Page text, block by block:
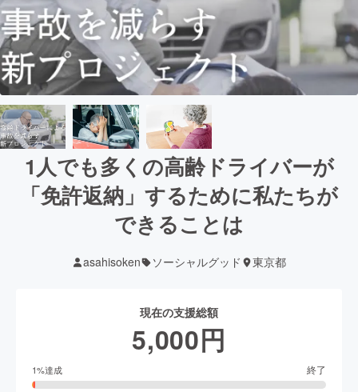
1人でも多くの高齢ドライバーが
「免許返納」するために私たちが
できることは
asahisoken ソーシャルグッド 東京都
現在の支援総額
5,000円
1%達成 終了